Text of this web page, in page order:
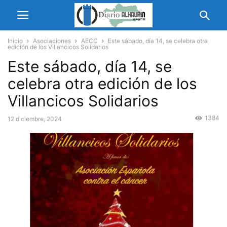
Inicio Asociaciones AECC
Este sábado, día 14, se celebra otra
edición de los Villancicos Solidarios
Este sábado, día 14, se
celebra otra edición de los
Villancicos Solidarios
12 diciembre, 2024 1384